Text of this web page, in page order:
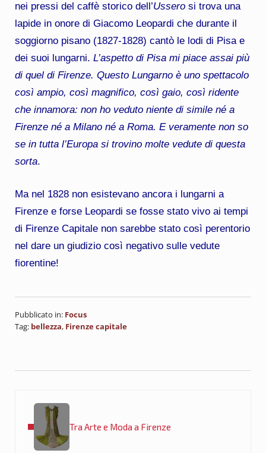
nei pressi del caffè storico dell’Usserosi trova una
lapide in onore di Giacomo Leopardi che durante il
soggiorno pisano (1827-1828) cantò le lodi di Pisa e
dei suoi lungarni. L’aspetto di Pisa mi piace assai più
di quel di Firenze. Questo Lungarno è uno spettacolo
così ampio, così magnifico, così gaio, così ridente
che innamora: non ho veduto niente di simile né a
Firenze né a Milano né a Roma. E veramente non so
se in tutta l’Europa si trovino molte vedute di questa
sorta.
Ma nel 1828 non esistevano ancora i lungarni a
Firenze e forse Leopardi se fosse stato vivo ai tempi
di Firenze Capitale non sarebbe stato così perentorio
nel dare un giudizio così negativo sulle vedute
fiorentine!
Pubblicato in: Focus
Tag: bellezza, Firenze capitale
Tra Arte e Moda a Firenze